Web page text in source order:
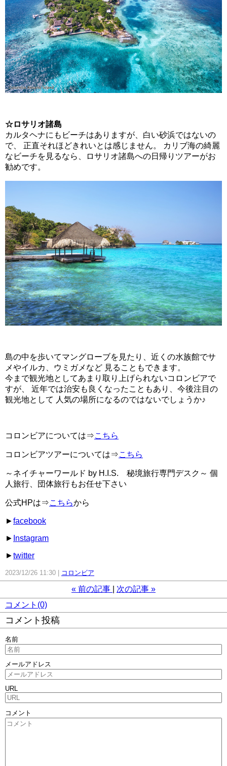
☆ロサリオ諸島
カルタヘナにもビーチはありますが、白い砂浜ではないの
で、 正直それほどきれいとは感じません。 カリブ海の綺麗
なビーチを見るなら、ロサリオ諸島への日帰りツアーがお
勧めです。
島の中を歩いてマングローブを見たり、近くの水族館でサ
メやイルカ、ウミガメなど 見ることもできます。
今まで観光地としてあまり取り上げられないコロンビアで
すが、 近年では治安も良くなったこともあり、今後注目の
観光地として 人気の場所になるのではないでしょうか♪
コロンビアについては⇒こちら
コロンビアツアーについては⇒こちら
～ネイチャーワールド by H.I.S. 秘境旅行専門デスク～ 個
人旅行、団体旅行もお任せ下さい
公式HPは⇒こちらから
►facebook
► Instagram
►twitter
2023/12/26 11:30 コロンビア
« 前の記事 次の記事 »
コメント(0)
コメント投稿
名前
メールアドレス
URL
コメント